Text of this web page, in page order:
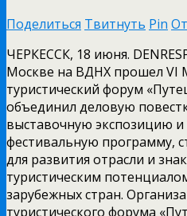
Поделиться Твитнуть Pin
ЧЕРКЕССК, 18 июня.
Москве на ВДНХ прошел VI
туристический форум
объединил деловую
выставочную экспозицию
фестивальную программу,
для развития отрасли и
туристическим
зарубежных стран.
туристического форума